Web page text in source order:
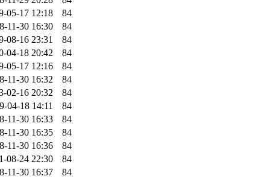
05-17 12:18
84
11-30 16:30
84
08-16 23:31
84
04-18 20:42
84
05-17 12:16
84
11-30 16:32
84
02-16 20:32
84
04-18 14:11
84
11-30 16:33
84
11-30 16:35
84
11-30 16:36
84
08-24 22:30
84
11-30 16:37
84